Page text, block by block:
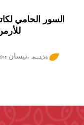
السور الحامي
ܼܘܲܪܓܝܼܣ :نيسان 2018 © ليث باسيل نالبنديان / ميزوبوتامي